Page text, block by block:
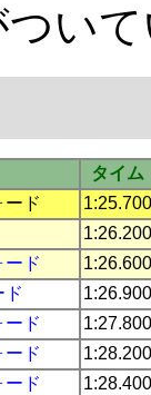
い
タイム
ード
1:25.700
1:26.200
ード
1:26.600
ド
1:26.900
ード
1:27.800
ード
1:28.200
ード
1:28.400